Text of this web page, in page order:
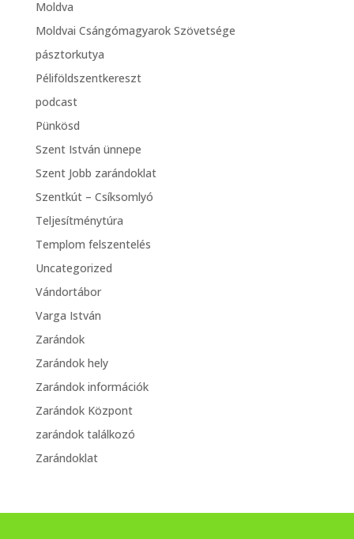
Moldva
Moldvai Csángómagyarok Szövetsége
pásztorkutya
Péliföldszentkereszt
podcast
Pünkösd
Szent István ünnepe
Szent Jobb zarándoklat
Szentkút – Csíksomlyó
Teljesítménytúra
Templom felszentelés
Uncategorized
Vándortábor
Varga István
Zarándok
Zarándok hely
Zarándok információk
Zarándok Központ
zarándok találkozó
Zarándoklat